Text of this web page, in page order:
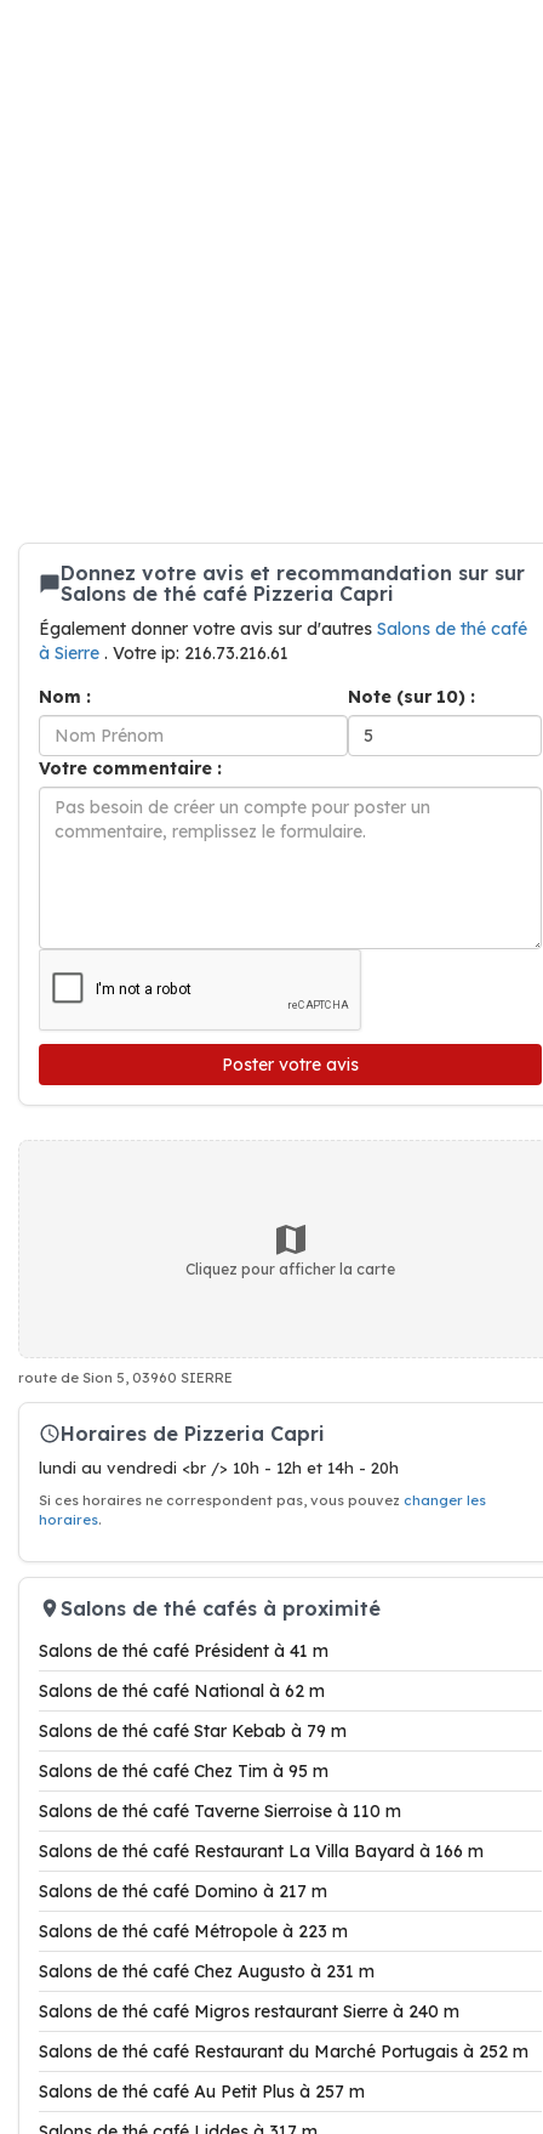
Donnez votre avis et recommandation sur sur
Salons de thé café Pizzeria Capri
Également donner votre avis sur d'autres Salons de thé café
à Sierre . Votre ip: 216.73.216.61
Nom :
Note (sur 10) :
Votre commentaire :
Poster votre avis
Cliquez pour afficher la carte
route de Sion 5, 03960 SIERRE
Horaires de Pizzeria Capri
lundi au vendredi <br /> 10h - 12h et 14h - 20h
Si ces horaires ne correspondent pas, vous pouvez changer les
horaires.
Salons de thé cafés à proximité
Salons de thé café Président à 41 m
Salons de thé café National à 62 m
Salons de thé café Star Kebab à 79 m
Salons de thé café Chez Tim à 95 m
Salons de thé café Taverne Sierroise à 110 m
Salons de thé café Restaurant La Villa Bayard à 166 m
Salons de thé café Domino à 217 m
Salons de thé café Métropole à 223 m
Salons de thé café Chez Augusto à 231 m
Salons de thé café Migros restaurant Sierre à 240 m
Salons de thé café Restaurant du Marché Portugais à 252 m
Salons de thé café Au Petit Plus à 257 m